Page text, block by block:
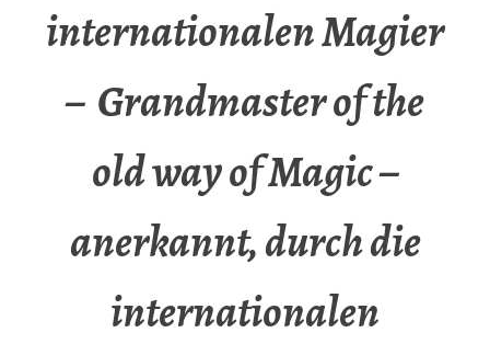
internationalen Magier
– Grandmaster of the
old way of Magic –
anerkannt, durch die
internationalen